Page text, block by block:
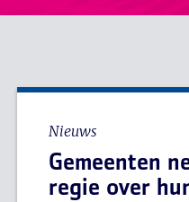
Nieuws
Gemeenten
regie over